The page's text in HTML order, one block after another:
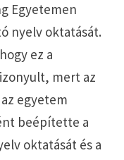
Egyetemen
nyelv oktatását.
ez a
mert az
egyetem
beépítette a
oktatását és a